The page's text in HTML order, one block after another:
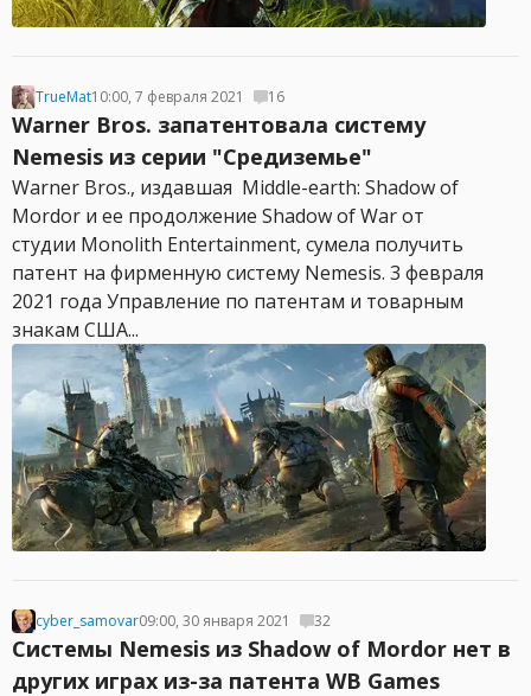
TrueMat10:00, 7 февраля 2021 16
Warner Bros. запатентовала систему
Nemesis из серии "Средиземье"
Warner Bros., издавшая Middle-earth: Shadow of
Mordor и ее продолжение Shadow of War от
студии Monolith Entertainment, сумела получить
патент на фирменную систему Nemesis. 3 февраля
2021 года Управление по патентам и товарным
знакам США...
cyber_samovar09:00, 30 января 2021 32
Системы Nemesis из Shadow of Mordor нет в
других играх из-за патента WB Games